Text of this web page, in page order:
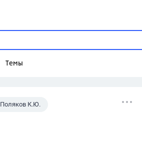
Темы
Домашнее задание
Поляков К.Ю.